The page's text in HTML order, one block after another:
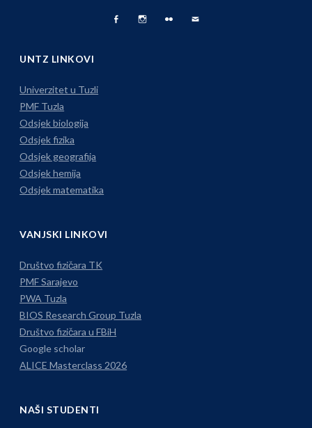
UNTZ LINKOVI
Univerzitet u Tuzli
PMF Tuzla
Odsjek biologija
Odsjek fizika
Odsjek geografija
Odsjek hemija
Odsjek matematika
VANJSKI LINKOVI
Društvo fizičara TK
PMF Sarajevo
PWA Tuzla
BIOS Research Group Tuzla
Društvo fizičara u FBiH
Google scholar
ALICE Masterclass 2026
NAŠI STUDENTI